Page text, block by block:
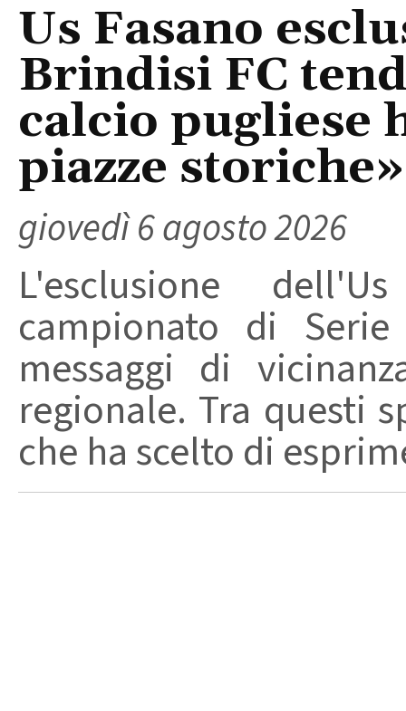
Us Fasano
Brindisi FC
calcio pugliese
piazze storiche»
giovedì 6 agosto 2026
L'esclusione
campionato di
messaggi di
regionale. Tra questi
che ha scelto di